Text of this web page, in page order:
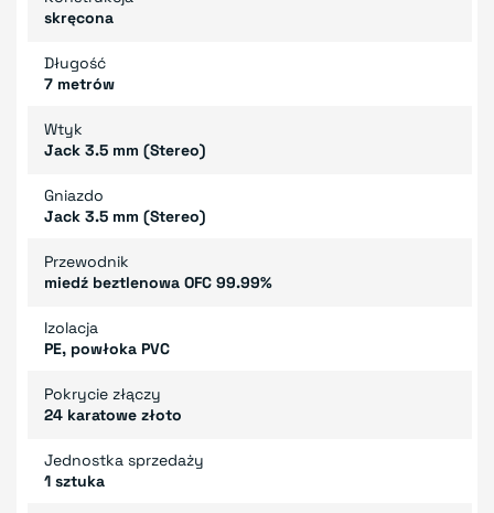
skręcona
Długość
7 metrów
Wtyk
Jack 3.5 mm (Stereo)
Gniazdo
Jack 3.5 mm (Stereo)
Przewodnik
miedź beztlenowa OFC 99.99%
Izolacja
PE, powłoka PVC
Pokrycie złączy
24 karatowe złoto
Jednostka sprzedaży
1 sztuka